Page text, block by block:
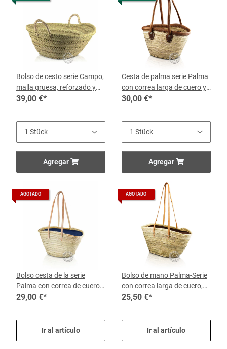
Bolso de cesto serie Campo,
malla gruesa, reforzado y
robusto 55 cm x 25 cm
39,00 €*
Agregar
Cesta de palma serie Palma
con correa larga de cuero y
borde superior, 56 x 36 cm,
30,00 €*
Agregar
AGOTADO
Bolso cesta de la serie
Palma con correa de cuero
larga, tela azul con
cesta
29,00 €*
Ir al artículo
AGOTADO
Bolso de mano Palma-Serie
con correa larga de cuero,
tela marrón, 40 x 16 cm, por
25,50 €*
Ir al artículo